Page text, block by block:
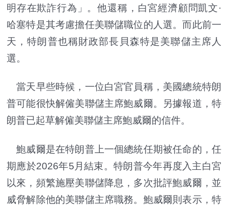
明存在欺詐行為」。他還稱，白宮經濟顧問凱文·
哈塞特是其考慮擔任美聯儲職位的人選。而此前一
天，特朗普也稱財政部長貝森特是美聯儲主席人
選。
當天早些時候，一位白宮官員稱，美國總統特朗
普可能很快解僱美聯儲主席鮑威爾。另據報道，特
朗普已起草解僱美聯儲主席鮑威爾的信件。
鮑威爾是在特朗普上一個總統任期被任命的，任
期應於2026年5月結束。特朗普今年再度入主白宮
以來，頻繁施壓美聯儲降息，多次批評鮑威爾，並
威脅解除他的美聯儲主席職務。鮑威爾則表示，特